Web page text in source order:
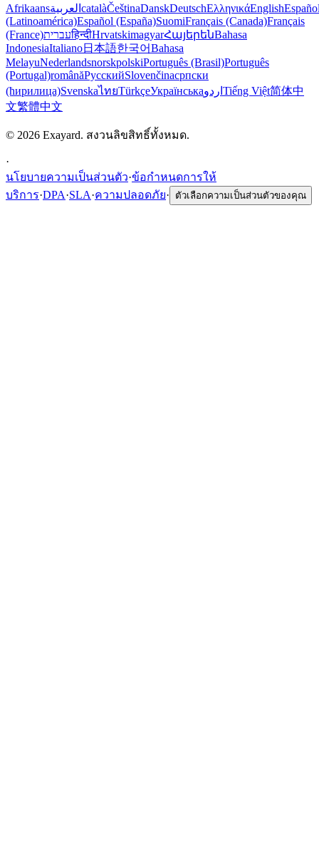
Afrikaansالعربية catalàČeštinaDanskDeutschΕλληνικάEnglish
(Latinoamérica)Español (España)SuomiFrançais (Canada)Français
(France)עבריתहिन्दीHrvatskimagyarՀայերենBahasa
IndonesiaItaliano日本語한국어Bahasa
MelayuNederlandsnorskpolskiPortuguês (Brasil)Português
(Portugal)românăРусскийSlovenčinaсрпски
(ћирилица)SvenskaไทยTürkçeУкраїнськаاردو Tiếng Việt简体中
文繁體中文
© 2026 Exayard. สงวนลิขสิทธิ์ทั้งหมด.
·
นโยบายความเป็นส่วนตัว·ข้อกำหนดการให้
บริการ·DPA·SLA·ความปลอดภัย· ตัวเลือกความเป็นส่วนตัวของคุณ